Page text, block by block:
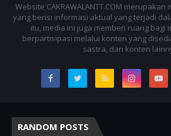
Website CAKRAWALANTT.COM
yang berisi informasi aktual yang terjadi
itu, media ini juga memberi ruang bagi
berpartisipasi melalui konten yang
sastra, dan konten
RANDOM POSTS